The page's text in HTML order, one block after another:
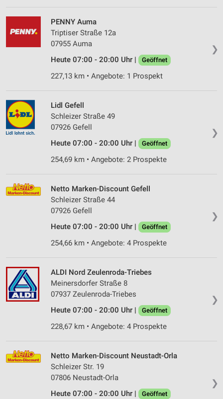
❯
PENNY Auma
Triptiser Straße 12a
07955 Auma
Heute 07:00 - 20:00 Uhr |
Geöffnet
227,13 km • Angebote: 1 Prospekt
❯
Lidl Gefell
Schleizer Straße 49
07926 Gefell
Heute 07:00 - 20:00 Uhr |
Geöffnet
254,69 km • Angebote: 2 Prospekte
❯
Netto Marken-Discount Gefell
Schleizer Straße 44
07926 Gefell
Heute 07:00 - 20:00 Uhr |
Geöffnet
254,66 km • Angebote: 4 Prospekte
❯
ALDI Nord Zeulenroda-Triebes
Meinersdorfer Straße 8
07937 Zeulenroda-Triebes
Heute 07:00 - 20:00 Uhr |
Geöffnet
228,67 km • Angebote: 4 Prospekte
❯
Netto Marken-Discount Neustadt-Orla
Schleizer Str. 19
07806 Neustadt-Orla
Heute 07:00 - 20:00 Uhr |
Geöffnet